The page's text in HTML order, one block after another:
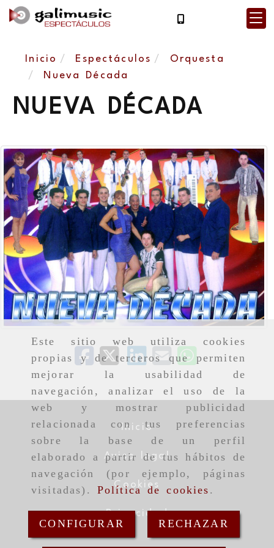
Este sitio web utiliza cookies
propias y de terceros que permiten
mejorar la usabilidad de
navegación, analizar el uso de la
web y mostrar publicidad
relacionada con tus preferencias
sobre la base de un perfil
elaborado a partir de tus hábitos de
navegación (por ejemplo, páginas
visitadas). Política de cookies .
CONFIGURAR RECHAZAR
Inicio Espectáculos
Orquesta
Nueva Década
NUEVA DÉCADA
Inicio
Aviso legal
Cookies
Privacidad